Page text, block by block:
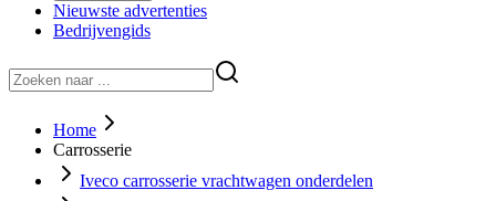
Nieuwste advertenties
Bedrijvengids
Home
Carrosserie
Iveco carrosserie vrachtwagen onderdelen